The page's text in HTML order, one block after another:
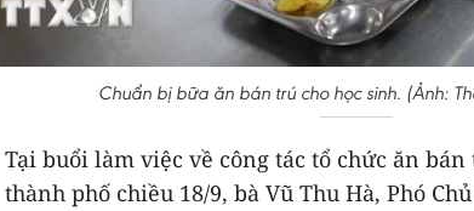
Chuẩn bị bữa ăn bán trú cho học sinh. (Ảnh:
Tại buổi làm việc về công tác tổ chức ăn
thành phố chiều 18/9, bà Vũ Thu Hà, Phó